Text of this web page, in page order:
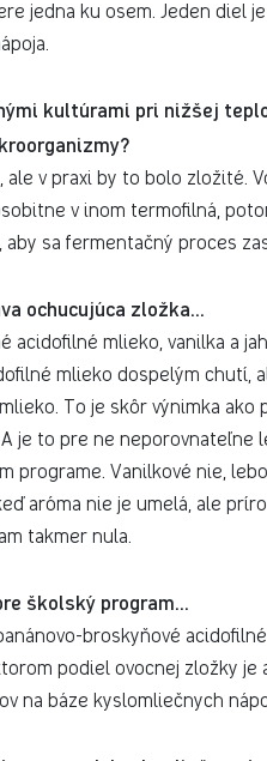
jedna ku osem. Jeden diel
kultúrami pri nižšej
ale v praxi by to bolo zložité.
v inom termofilná,
sa fermentačný proces
ochucujúca zložka…
acidofilné mlieko, vanilka a
mlieko dospelým chutí,
To je skôr výnimka ako
je to pre ne neporovnateľne
programe. Vanilkové nie,
aróma nie je umelá, ale
takmer nula.
školský program…
broskyňové
podiel ovocnej zložky je
na báze kyslomliečnych